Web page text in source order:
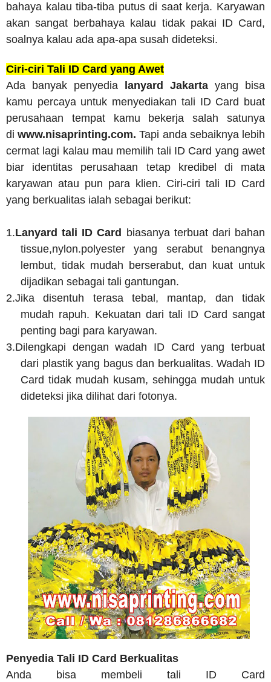
bahaya kalau tiba-tiba putus di saat kerja. Karyawan
akan sangat berbahaya kalau tidak pakai ID Card,
soalnya kalau ada apa-apa susah dideteksi.
Ciri-ciri Tali ID Card yang Awet
Ada banyak penyedia
lanyard Jakarta yang bisa
kamu percaya untuk menyediakan tali ID Card buat
perusahaan tempat kamu bekerja salah satunya
di www.nisaprinting.com. Tapi anda sebaiknya lebih
cermat lagi kalau mau memilih tali ID Card yang awet
biar identitas perusahaan tetap kredibel di mata
karyawan atau pun para klien. Ciri-ciri tali ID Card
yang berkualitas ialah sebagai berikut:
1.Lanyard tali ID Card
biasanya terbuat dari bahan
tissue,nylon.polyester yang serabut benangnya
lembut, tidak mudah berserabut, dan kuat untuk
dijadikan sebagai tali gantungan.
2.Jika disentuh terasa tebal, mantap, dan tidak
mudah rapuh. Kekuatan dari tali ID Card sangat
penting bagi para karyawan.
3.Dilengkapi dengan wadah ID Card yang terbuat
dari plastik yang bagus dan berkualitas. Wadah ID
Card tidak mudah kusam, sehingga mudah untuk
dideteksi jika dilihat dari fotonya.
Penyedia Tali ID Card Berkualitas
Anda bisa membeli tali ID Card